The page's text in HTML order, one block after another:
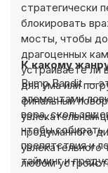
стратегически
блокировать
мосты, чтобы
драгоценных
устраиваете ли
для ума или
финальный
увлекательный
продуманного
увлекательного
любом
К какому
Bump Bandit —
элементами
вора,
чтобы собирать
препятствия и
тайминг и